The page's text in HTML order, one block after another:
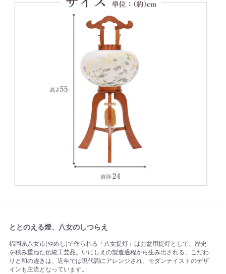
ととのえる燈、八女のしつらえ
福岡県八女市(やめし)で作られる「八女提灯」はお盆用提灯として、歴史
を積み重ねた伝統工芸品。いにしえの製造過程から生み出される、こだわ
りと和の趣きは、近年では現代調にアレンジされ、モダンテイストのデザ
インも主流となっています。